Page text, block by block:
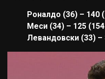
Роналдо (36) – 140
Меси (34) – 125
Левандовски (33) –